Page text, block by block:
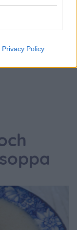
Privacy Policy